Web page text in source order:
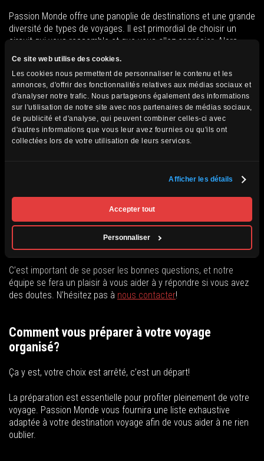
Ce site web utilise des cookies.
Les cookies nous permettent de personnaliser le contenu et les
annonces, d'offrir des fonctionnalités relatives aux médias sociaux et
d'analyser notre trafic. Nous partageons également des informations
sur l'utilisation de notre site avec nos partenaires de médias sociaux,
de publicité et d'analyse, qui peuvent combiner celles-ci avec
d'autres informations que vous leur avez fournies ou qu'ils ont
collectées lors de votre utilisation de leurs services.
Afficher les détails
Accepter tout
Personnaliser
Passion Monde offre une panoplie de destinations et une grande
diversité de types de voyages. Il est primordial de choisir un
circuit qui vous ressemble et que vous allez apprécier. Alors
avant de réserver, voici quelques questions à vous poser afin de
Êtes-vous actif et aimez la marche et la randonnée ou
préférez-vous limiter la marche?
Êtes-vous à l’aise avec l’idée de longs trajets en autocars, en
avion ou en train ou privilégiez-vous les courtes distances?
Le concept de croisière vous séduit-il?
Avez-vous fait vos recherches sur la gastronomie locale, et
Préférez-vous un climat tropical ou le froid nordique ne vous
fait pas peur?
Avez-vous certaines restrictions qui vous limiteraient et
C’est important de se poser les bonnes questions, et notre
équipe se fera un plaisir à vous aider à y répondre si vous avez
des doutes. N’hésitez pas à nous contacter!
Comment vous préparer à votre voyage
organisé?
Ça y est, votre choix est arrêté, c’est un départ!
La préparation est essentielle pour profiter pleinement de votre
voyage. Passion Monde vous fournira une liste exhaustive
adaptée à votre destination voyage afin de vous aider à ne rien
oublier.